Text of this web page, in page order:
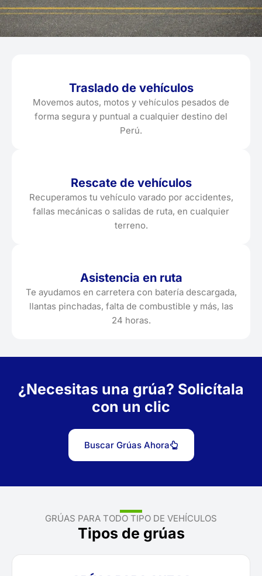
Traslado de vehículos
Movemos autos, motos y vehículos pesados de
forma segura y puntual a cualquier destino del
Perú.
Rescate de vehículos
Recuperamos tu vehículo varado por accidentes,
fallas mecánicas o salidas de ruta, en cualquier
terreno.
Asistencia en ruta
Te ayudamos en carretera con batería descargada,
llantas pinchadas, falta de combustible y más, las
24 horas.
¿Necesitas una grúa? Solicítala
con un clic
Buscar Grúas Ahora
GRÚAS PARA TODO TIPO DE VEHÍCULOS
Tipos de grúas